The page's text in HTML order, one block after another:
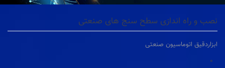
نصب و راه اندازی سطح سنج های صنعتی
ابزاردقیق اتوماسیون صنعتی